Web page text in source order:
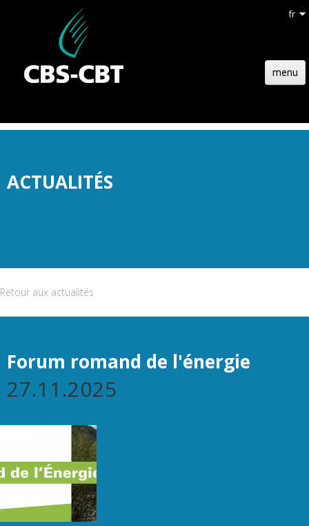
fr
menu
ACTUALITÉS
Retour aux actualités
Forum romand de l'énergie
27.11.2025